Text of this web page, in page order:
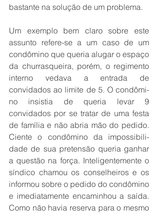
bastante na solução de um problema.
Um exemplo bem claro sobre este
assunto refere-se a um caso de um
condômino que queria alugar o espaço
da churrasqueira, porém, o regimento
interno vedava a entrada de
convidados ao limite de 5. O condômi­
no insistia de queria levar 9
convidados por se tratar de uma festa
de família e não abria mão do pedido.
Ciente o condômino da impossibili­
dade de sua pretensão queria ganhar
a questão na força. Inteligentemente o
síndico chamou os conselheiros e os
informou sobre o pedido do condômino
e imediata­mente encaminhou a saída.
Como não havia reserva para o mesmo